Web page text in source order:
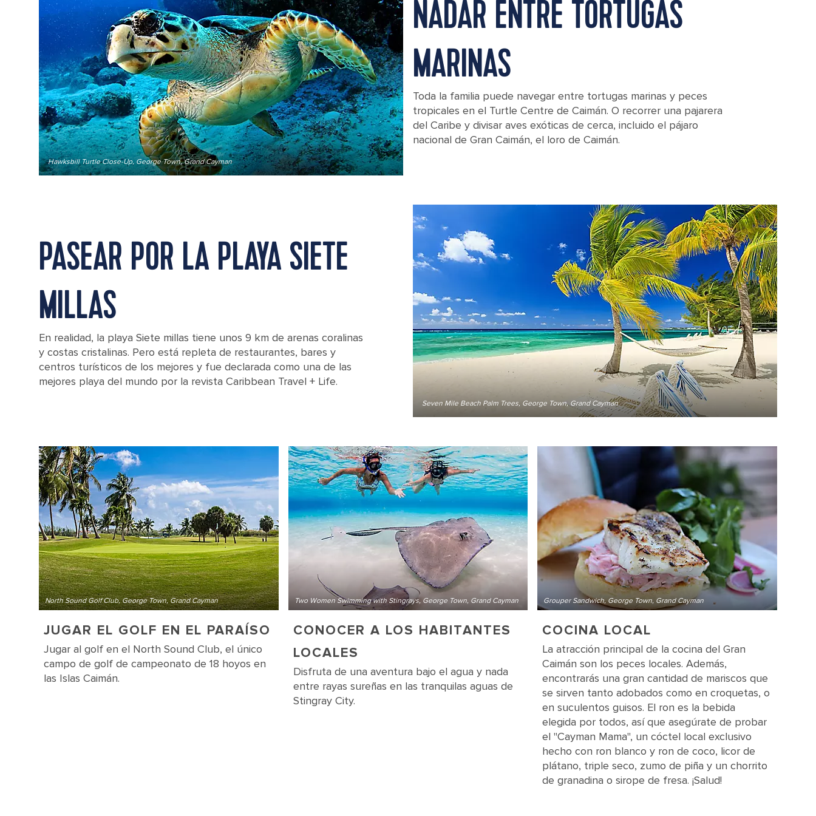
Hawksbill Turtle Close-Up, George Town, Grand Cayman
NADAR ENTRE TORTUGAS
MARINAS
Toda la familia puede navegar entre tortugas marinas y peces
tropicales en el Turtle Centre de Caimán. O recorrer una pajarera
del Caribe y divisar aves exóticas de cerca, incluido el pájaro
nacional de Gran Caimán, el loro de Caimán.
Seven Mile Beach Palm Trees, George Town, Grand Cayman
PASEAR POR LA PLAYA SIETE
MILLAS
En realidad, la playa Siete millas tiene unos 9 km de arenas coralinas
y costas cristalinas. Pero está repleta de restaurantes, bares y
centros turísticos de los mejores y fue declarada como una de las
mejores playa del mundo por la revista Caribbean Travel + Life.
North Sound Golf Club, George Town, Grand Cayman
JUGAR EL GOLF EN EL PARAÍSO
Jugar al golf en el North Sound Club, el único
campo de golf de campeonato de 18 hoyos en
las Islas Caimán.
Two Women Swimming with Stingrays, George Town, Grand Cayman
CONOCER A LOS HABITANTES
LOCALES
Disfruta de una aventura bajo el agua y nada
entre rayas sureñas en las tranquilas aguas de
Stingray City.
Grouper Sandwich, George Town, Grand Cayman
COCINA LOCAL
La atracción principal de la cocina del Gran
Caimán son los peces locales. Además,
encontrarás una gran cantidad de mariscos que
se sirven tanto adobados como en croquetas, o
en suculentos guisos. El ron es la bebida
elegida por todos, así que asegúrate de probar
el "Cayman Mama", un cóctel local exclusivo
hecho con ron blanco y ron de coco, licor de
plátano, triple seco, zumo de piña y un chorrito
de granadina o sirope de fresa. ¡Salud!